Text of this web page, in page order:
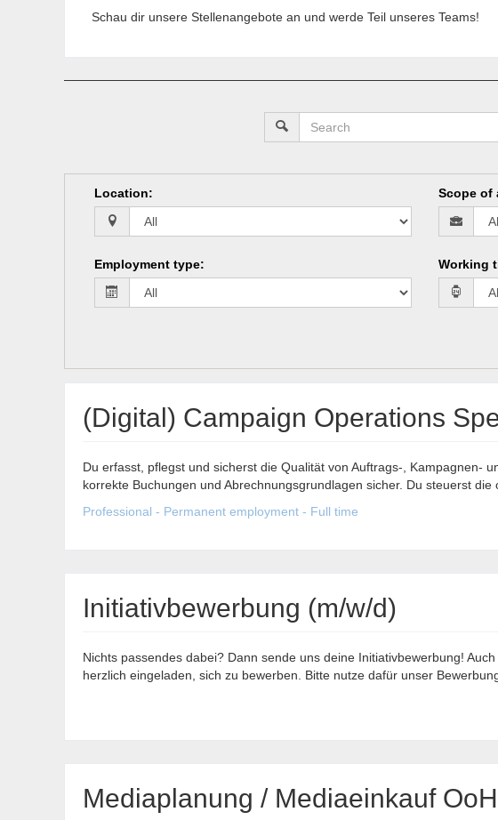
Schau dir unsere Stellenangebote an und werde Teil unseres Teams!
Location: Scope of
Employment type: Working
(Digital) Campaign Operations
Du erfasst, pflegst und sicherst die Qualität von Auftrags-, Kampagnen-
korrekte Buchungen und Abrechnungsgrundlagen sicher. Du steuerst die
Professional - Permanent employment - Full time
Initiativbewerbung (m/w/d)
Nichts passendes dabei? Dann sende uns deine Initiativbewerbung!
herzlich eingeladen, sich zu bewerben. Bitte nutze dafür unser
Mediaplanung / Mediaeinkauf